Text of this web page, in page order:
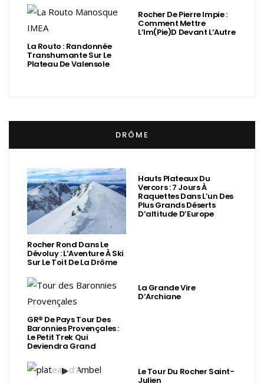
La Routo : Randonnée
Transhumante Sur Le
Plateau De Valensole
Rocher De Pierre Impie :
Comment Mettre
L’Im(Pie)d Devant L’Autre
DRÔME
Rocher Rond Dans Le
Dévoluy : L’Aventure À Ski
Sur Le Toit De La Drôme
Hauts Plateaux Du
Vercors : 7 Jours À
Raquettes Dans L’un Des
Plus Grands Déserts
D’altitude D’Europe
GR® De Pays Tour Des
Baronnies Provençales :
Le Petit Trek Qui
Deviendra Grand
La Grande Vire
D’Archiane
Le Tour Du Rocher Saint-
Julien